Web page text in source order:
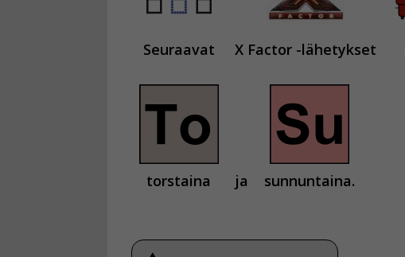
Seuraavat X Factor -lähetykset
torstaina ja sunnuntaina.